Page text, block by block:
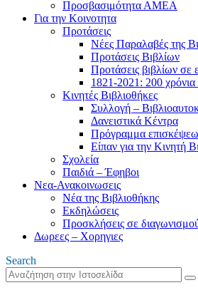
Προσβασιμότητα ΑΜΕΑ
Για την Κοινοτητα
Προτάσεις
Νέες Παραλαβές της
Προτάσεις Βιβλίων
Προτάσεις βιβλίων σε
1821-2021: 200
Κινητές Βιβλιοθήκες
Συλλογή –
Δανειστικά Κέντρα
Πρόγραμμα
Είπαν για την Κινητή
Σχολεία
Παιδιά – Έφηβοι
Νεα-Ανακοινωσεις
Νέα της Βιβλιοθήκης
Εκδηλώσεις
Προσκλήσεις σε
Δωρεες – Χορηγιες
Search